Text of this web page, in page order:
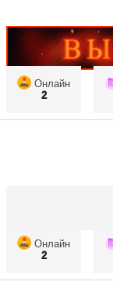
Онлайн
2
Онлайн
2